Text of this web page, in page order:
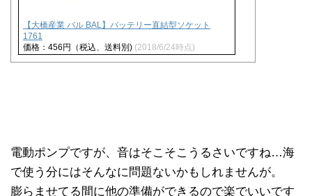
【大橋産業 バル BAL】バッテリー直結型ソケット
1761
価格：456円（税込、送料別) (2018/6/24時点)
電動ポンプですが、音はそこそこうるさいですね…海
で使う分にはそんなに問題ないかもしれませんが。
膨らませてる間に他の準備ができるので楽でいいです